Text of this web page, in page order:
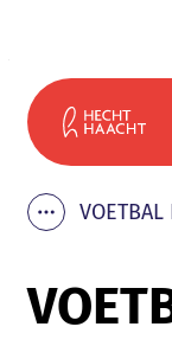
Naar inhoud
Gemeente
Toon alle
VOETBAL